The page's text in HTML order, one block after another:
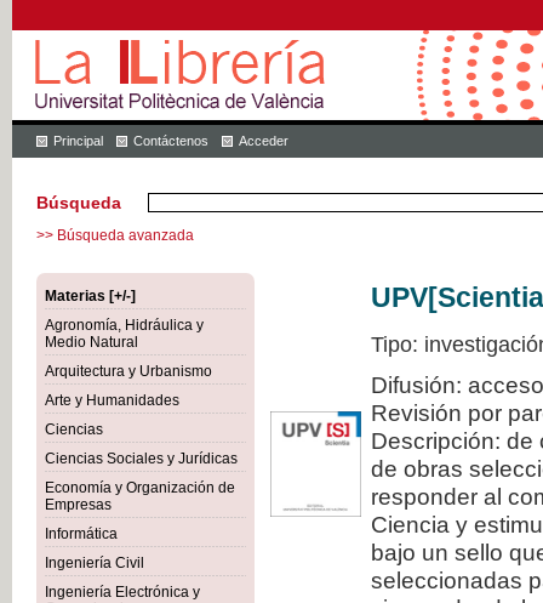
Principal Contáctenos Acceder
Búsqueda
>> Búsqueda avanzada
Materias [+/-]
Agronomía, Hidráulica y
Medio Natural
Arquitectura y Urbanismo
Arte y Humanidades
Ciencias
Ciencias Sociales y Jurídicas
Economía y Organización de
Empresas
Informática
Ingeniería Civil
Ingeniería Electrónica y
Tipo:
Difusión:
Revisión por
Descripción: de
de obras
responder al
Ciencia y
bajo un sello
seleccionadas